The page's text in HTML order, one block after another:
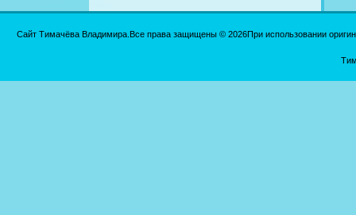
Сайт Тимачёва Владимира.Все права защищены © 2026При использовании